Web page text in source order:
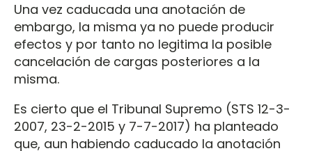
Una vez caducada una anotación de
embargo, la misma ya no puede producir
efectos y por tanto no legitima la posible
cancelación de cargas posteriores a la
misma.
Es cierto que el Tribunal Supremo (STS 12-3-
2007, 23-2-2015 y 7-7-2017) ha planteado
que, aun habiendo caducado la anotación